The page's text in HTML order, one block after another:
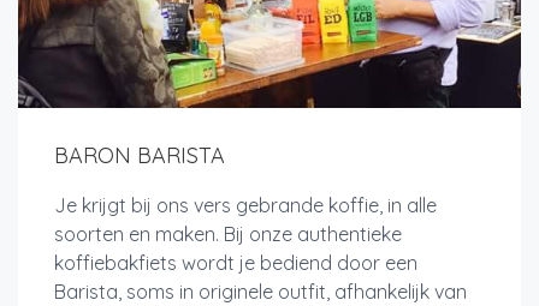
BARON BARISTA
Je krijgt bij ons vers gebrande koffie, in alle
soorten en maken. Bij onze authentieke
koffiebakfiets wordt je bediend door een
Barista, soms in originele outfit, afhankelijk van